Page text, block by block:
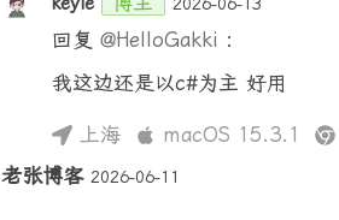
回复 @HelloGakki :
我这边还是以c#为主 好用
上海 macOS 15.3.1
老张博客 2026-06-11